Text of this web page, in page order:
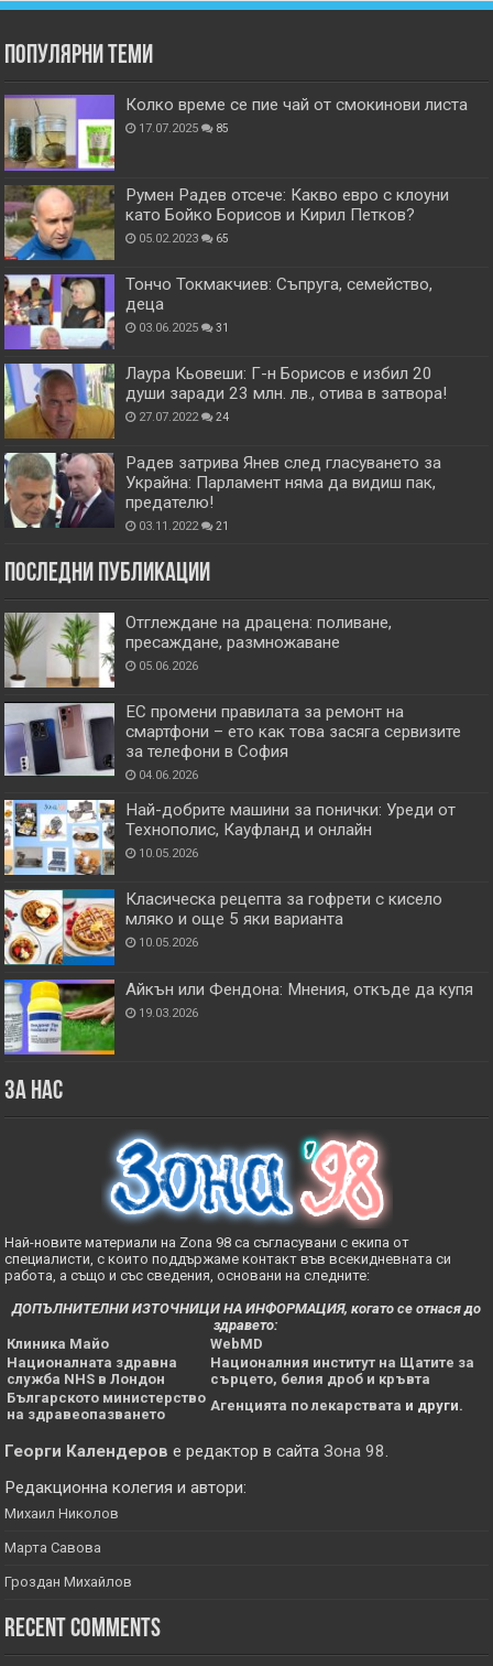
Популярни теми
Колко време се пие чай от смокинови листа
17.07.2025 85
Румен Радев отсече: Какво евро с клоуни
като Бойко Борисов и Кирил Петков?
05.02.2023 65
Тончо Токмакчиев: Съпруга, семейство,
деца
03.06.2025 31
Лаура Кьовеши: Г-н Борисов е избил 20
души заради 23 млн. лв., отива в затвора!
27.07.2022 24
Радев затрива Янев след гласуването за
Украйна: Парламент няма да видиш пак,
предателю!
03.11.2022 21
Последни публикации
Отглеждане на драцена: поливане,
пресаждане, размножаване
05.06.2026
ЕС промени правилата за ремонт на
смартфони – ето как това засяга сервизите
за телефони в София
04.06.2026
Най-добрите машини за понички: Уреди от
Технополис, Кауфланд и онлайн
10.05.2026
Класическа рецепта за гофрети с кисело
мляко и още 5 яки варианта
10.05.2026
Айкън или Фендона: Мнения, откъде да купя
19.03.2026
За нас
Най-новите материали на Zona 98 са съгласувани с екипа от
специалисти, с които поддържаме контакт във всекидневната си
работа, а също и със сведения, основани на следните:
ДОПЪЛНИТЕЛНИ ИЗТОЧНИЦИ НА ИНФОРМАЦИЯ, когато се отнася до
здравето:
Клиника Майо
WebMD
Националната здравна
служба NHS в Лондон
Националния институт на Щатите за
сърцето, белия дроб и кръвта
Българското министерство
на здравеопазването
Агенцията по лекарствата и други.
Георги Календеров е редактор в сайтаЗона 98.
Редакционна колегия и автори:
Михаил Николов
Марта Савова
Гроздан Михайлов
Recent Comments